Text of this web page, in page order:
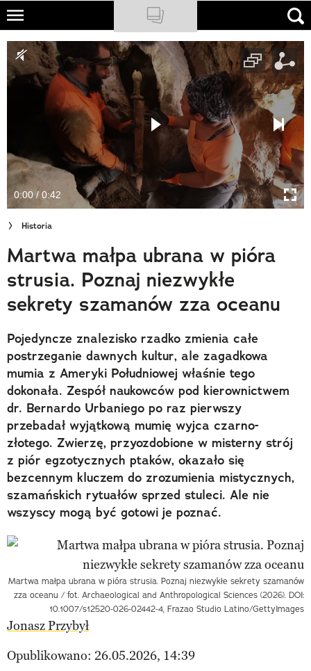
Skip
main
content
NATIONAL GEOGRAPHIC
TRAVELER
PODCASTY
Newsletter
Cuda Polski
Wielki Konkurs Fotograficzny
Trendbook Podróżniczy
Polecane
0:00 / 0:42
Historia
Martwa małpa ubrana w pióra
strusia. Poznaj niezwykłe
sekrety szamanów zza oceanu
Pojedyncze znalezisko rzadko zmienia całe
postrzeganie dawnych kultur, ale zagadkowa
mumia z Ameryki Południowej właśnie tego
dokonała. Zespół naukowców pod kierownictwem
dr. Bernardo Urbaniego po raz pierwszy
przebadał wyjątkową mumię wyjca czarno-
złotego. Zwierzę, przyozdobione w misterny strój
z piór egzotycznych ptaków, okazało się
bezcennym kluczem do zrozumienia mistycznych,
szamańskich rytuałów sprzed stuleci. Ale nie
wszyscy mogą być gotowi je poznać.
Martwa małpa ubrana w pióra strusia. Poznaj niezwykłe sekrety szamanów
zza oceanu / fot. Archaeological and Anthropological Sciences (2026). DOI:
10.1007/s12520-026-02442-4, Frazao Studio Latino/GettyImages
Jonasz Przybył
Opublikowano: 26.05.2026, 14:39